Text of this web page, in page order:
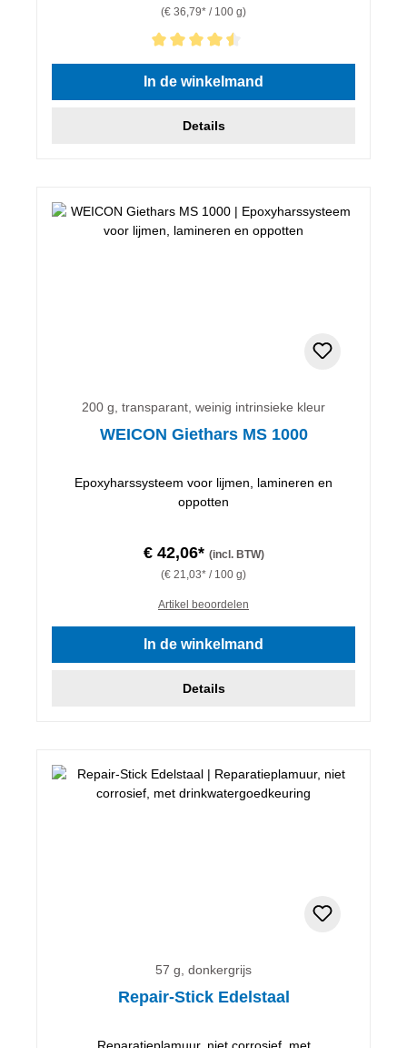
(€ 36,79* / 100 g)
Gemiddelde waardering van 4.5 van 5 sterren
In de winkelmand
Details
200 g, transparant, weinig intrinsieke kleur
WEICON Giethars MS 1000
Epoxyharssysteem voor lijmen, lamineren en
oppotten
€ 42,06* (incl. BTW)
(€ 21,03* / 100 g)
Artikel beoordelen
In de winkelmand
Details
57 g, donkergrijs
Repair-Stick Edelstaal